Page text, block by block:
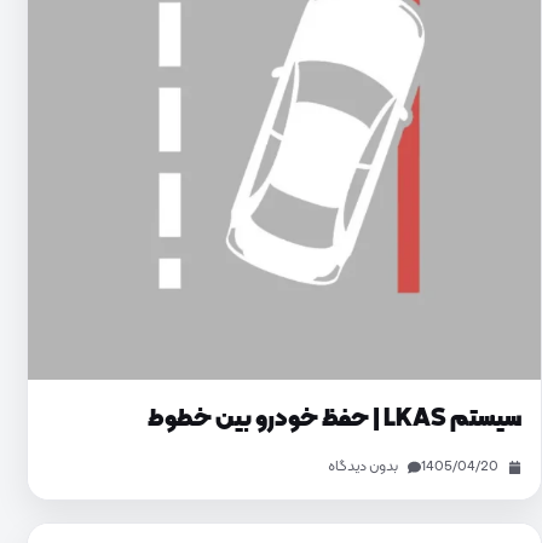
سیستم LKAS | حفظ خودرو بین خطوط
1405/04/20 بدون دیدگاه